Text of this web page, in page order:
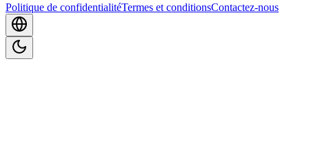
Politique de confidentialitéTermes et conditionsContactez-nous